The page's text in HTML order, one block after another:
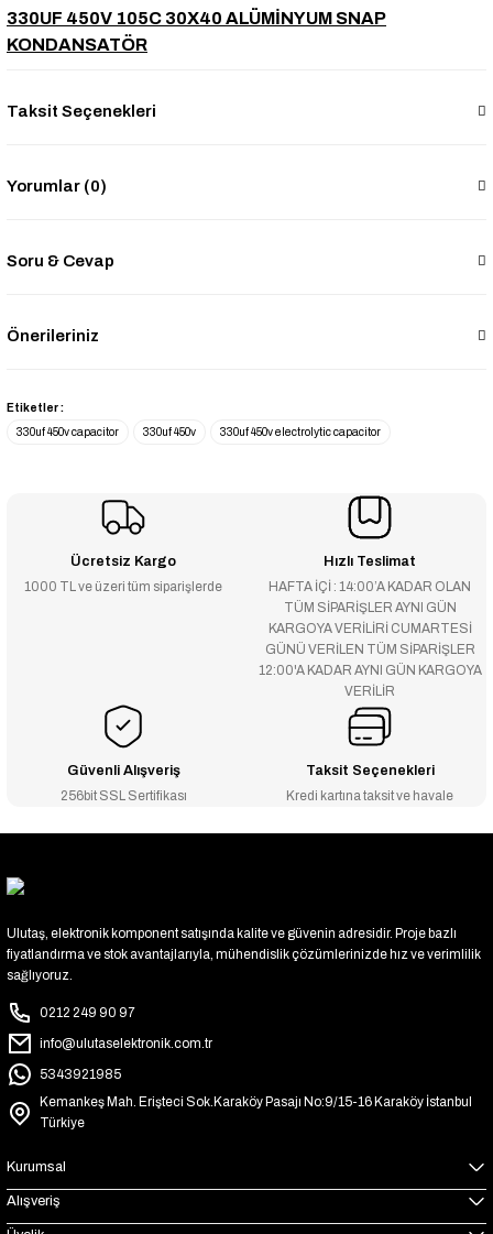
330UF 450V 105C 30X40 ALÜMİNYUM SNAP
KONDANSATÖR
Taksit Seçenekleri
Yorumlar (0)
Soru & Cevap
Önerileriniz
Etiketler :
330uf 450v capacitor
330uf 450v 330uf 450v electrolytic capacitor
Ücretsiz Kargo
1000 TL ve üzeri tüm siparişlerde
Hızlı Teslimat
HAFTA İÇİ : 14:00’A KADAR OLAN
TÜM SİPARİŞLER AYNI GÜN
KARGOYA VERİLİRİ CUMARTESİ
GÜNÜ VERİLEN TÜM SİPARİŞLER
12:00'A KADAR AYNI GÜN KARGOYA
VERİLİR
Güvenli Alışveriş
256bit SSL Sertifikası
Taksit Seçenekleri
Kredi kartına taksit ve havale
Ulutaş, elektronik komponent satışında kalite ve güvenin adresidir. Proje bazlı
fiyatlandırma ve stok avantajlarıyla, mühendislik çözümlerinizde hız ve verimlilik
sağlıyoruz.
0212 249 90 97
info@ulutaselektronik.com.tr
5343921985
Kemankeş Mah. Erişteci Sok.Karaköy Pasajı No:9/15-16 Karaköy İstanbul
Türkiye
Kurumsal
Alışveriş